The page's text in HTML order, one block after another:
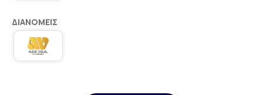
ΔΙΑΝΟΜΕΊΣ